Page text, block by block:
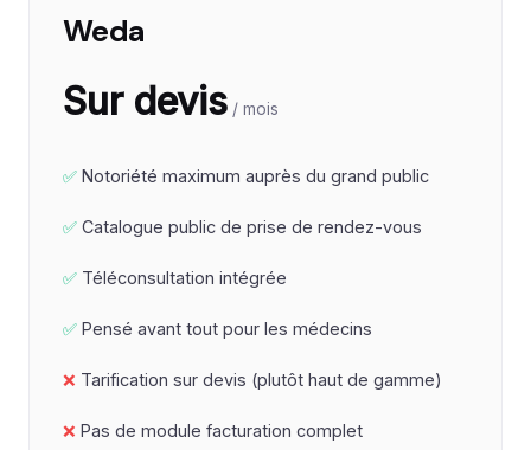
Weda
Sur devis / mois
Notoriété maximum auprès du grand public
Catalogue public de prise de rendez-vous
Téléconsultation intégrée
Pensé avant tout pour les médecins
Tarification sur devis (plutôt haut de gamme)
Pas de module facturation complet